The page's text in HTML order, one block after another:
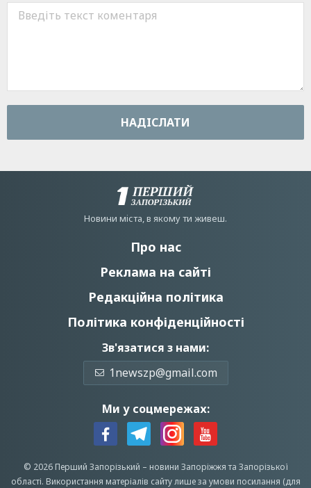
НАДIСЛАТИ
Новини мiста, в якому ти живеш.
Про нас
Реклама на сайті
Редакційна політика
Політика конфіденційності
Зв'язатися з нами:
1newszp@gmail.com
Ми у соцмережах:
© 2026 Перший Запорізький – новини Запоріжжята Запорізької
області. Використання матеріалів сайту лише за умови посилання (для